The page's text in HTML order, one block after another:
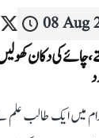
08 Aug
2 ہی راستے، چائے کی
میں ایک طالب علم